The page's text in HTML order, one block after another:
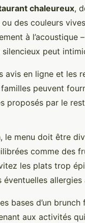
chaleureux,
des couleurs
à l’acoustique
peut
avis en ligne et les
peuvent
proposés par le
le menu doit être
comme des
les plats trop
allergies
bases d’un
aux activités